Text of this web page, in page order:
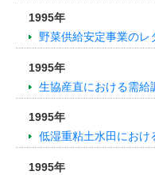
1995年
野菜供給安定事業の
1995年
生協産直における需給
1995年
低湿重粘土水田におけ
1995年